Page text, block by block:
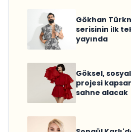
Gökhan
serisinin ilk
yayında
Göksel,
projesi
sahne alacak